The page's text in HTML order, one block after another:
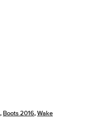
, Boots 2016, Wake